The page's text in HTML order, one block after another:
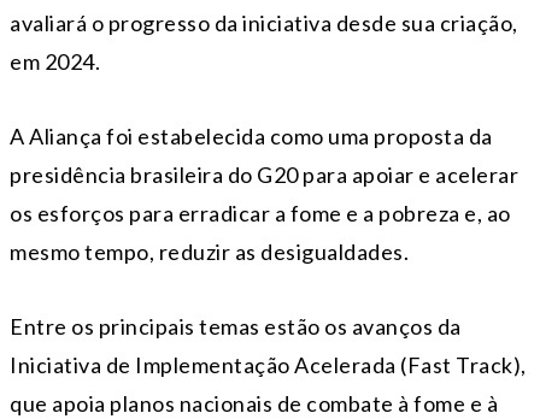
avaliará o progresso da iniciativa desde sua criação,
em 2024.
A Aliança foi estabelecida como uma proposta da
presidência brasileira do G20 para apoiar e acelerar
os esforços para erradicar a fome e a pobreza e, ao
mesmo tempo, reduzir as desigualdades.
Entre os principais temas estão os avanços da
Iniciativa de Implementação Acelerada (Fast Track),
que apoia planos nacionais de combate à fome e à